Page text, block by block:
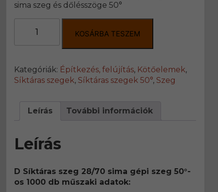
sima szeg és dőlésszöge 50°
Síktáras
szeg
sima
gépi
mennyiség
KOSÁRBA TESZEM
Kategóriák: Építkezés, felújítás, Kötőelemek,
Síktáras szegek, Síktáras szegek 50°, Szeg
Leírás További információk
Leírás
D Síktáras szeg 28/70 sima gépi szeg 50°-
os 1000 db műszaki adatok: